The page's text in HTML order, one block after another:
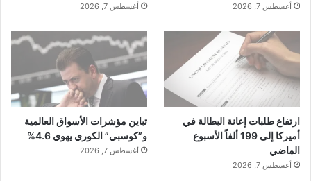
أغسطس 7, 2026 أغسطس 7, 2026
ارتفاع طلبات إعانة البطالة في
أميركا إلى 199 ألفاً الأسبوع
الماضي
أغسطس 7, 2026
تباين مؤشرات الأسواق العالمية
و”كوسبي” الكوري يهوي 4.6%
أغسطس 7, 2026